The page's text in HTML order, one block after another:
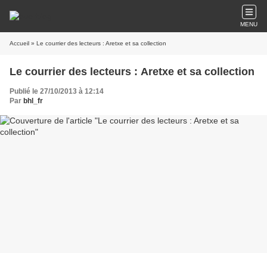
MENU
Accueil » Le courrier des lecteurs : Aretxe et sa collection
Le courrier des lecteurs : Aretxe et sa collection
Publié le 27/10/2013 à 12:14
Par bhl_fr